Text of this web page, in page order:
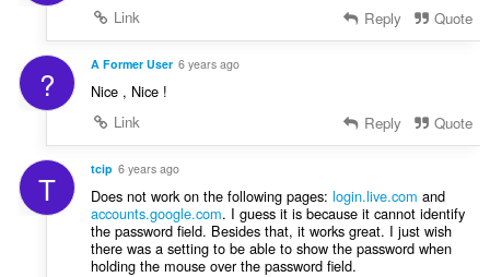
Link
Reply Quote
? A Former User 6 years ago
Nice , Nice !
Link
Reply Quote
T tcip 6 years ago
Does not work on the following pages: login.live.com and
accounts.google.com. I guess it is because it cannot identify
the password field. Besides that, it works great. I just wish
there was a setting to be able to show the password when
holding the mouse over the password field.